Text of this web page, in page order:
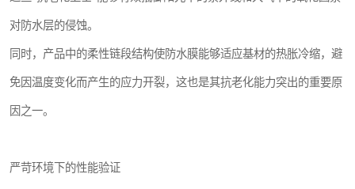
对防水层的侵蚀。
同时，产品中的柔性链段结构使防水膜能够适应基材的热胀冷缩，避
免因温度变化而产生的应力开裂，这也是其抗老化能力突出的重要原
因之一。
严苛环境下的性能验证